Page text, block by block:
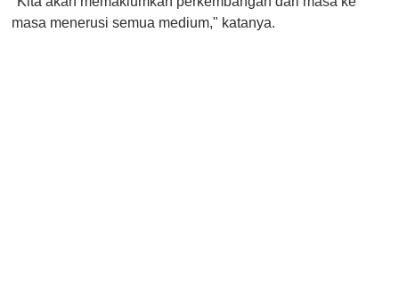
masa menerusi semua medium," katanya.